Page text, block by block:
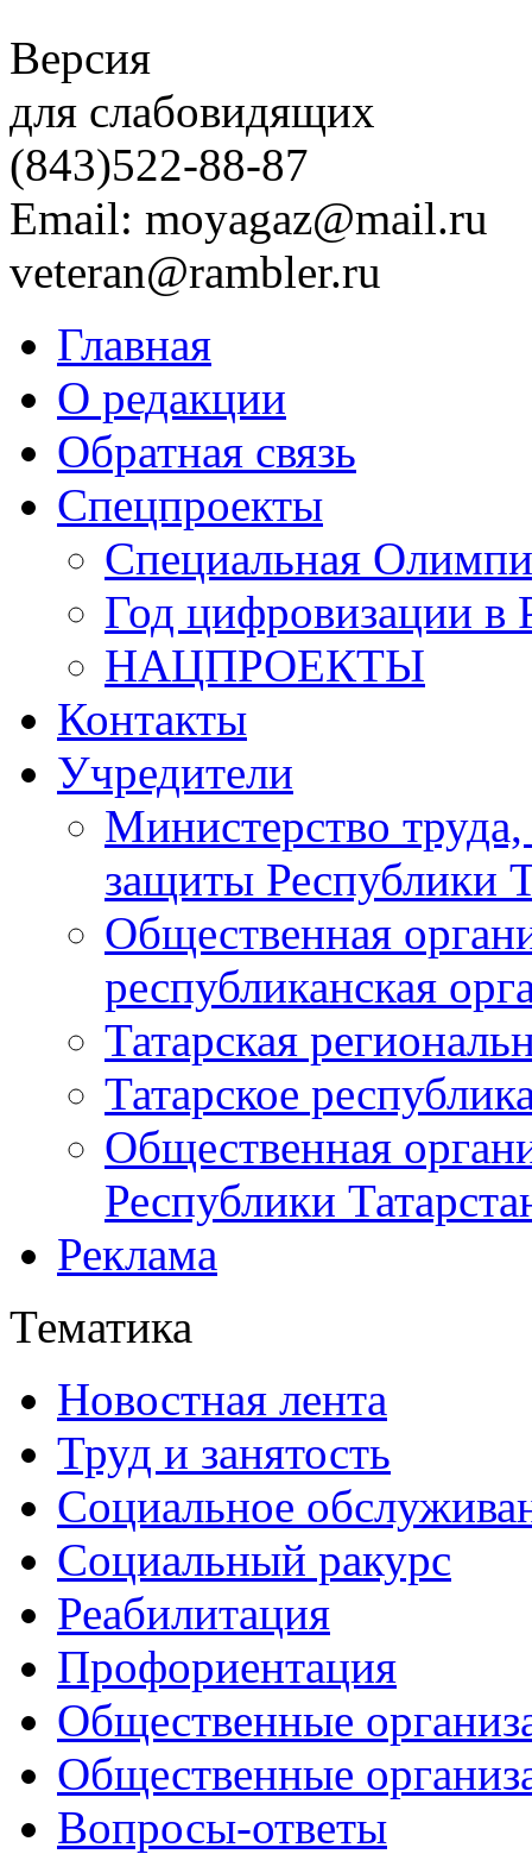
Версия
для слабовидящих
(843)522-88-87
Email: moyagaz@mail.ru
veteran@rambler.ru
Главная
О редакции
Обратная связь
Спецпроекты
Специальная
Год цифровизации в
НАЦПРОЕКТЫ
Контакты
Учредители
Министерство
защиты Республики
Общественная
республиканская
Татарская
Татарское
Общественная
Республики
Реклама
Тематика
Новостная лента
Труд и занятость
Социальное
Социальный ракурс
Реабилитация
Профориентация
Общественные
Общественные
Вопросы-ответы